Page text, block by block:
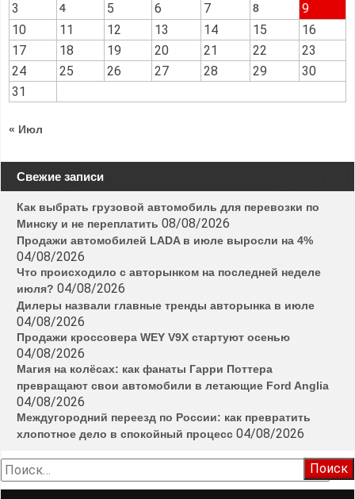
3
4 5 6 7 8
9
10
11 12 13 14 15
16
17
18 19 20 21 22
23
24
25 26 27 28 29
30
31
« Июл
Свежие записи
Как выбрать грузовой автомобиль для перевозки по
Минску и не переплатить 08/08/2026
Продажи автомобилей LADA в июле выросли на 4%
04/08/2026
Что происходило с авторынком на последней неделе
июля? 04/08/2026
Дилеры назвали главные тренды авторынка в июле
04/08/2026
Продажи кроссовера WEY V9X стартуют осенью
04/08/2026
Магия на колёсах: как фанаты Гарри Поттера
превращают свои автомобили в летающие Ford Anglia
04/08/2026
Междугородний переезд по России: как превратить
хлопотное дело в спокойный процесс 04/08/2026
Найти: